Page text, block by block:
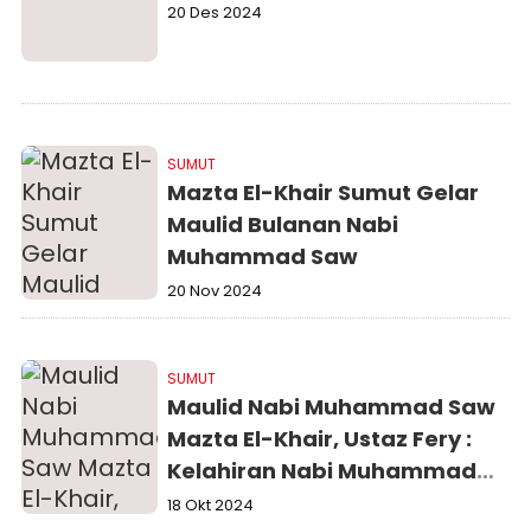
20 Des 2024
SUMUT
Mazta El-Khair Sumut Gelar
Maulid Bulanan Nabi
Muhammad Saw
20 Nov 2024
SUMUT
Maulid Nabi Muhammad Saw
Mazta El-Khair, Ustaz Fery :
Kelahiran Nabi Muhammad
Saw Nikmat Terbesar
18 Okt 2024